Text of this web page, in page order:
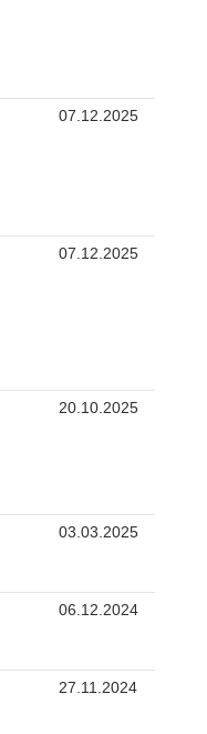
07.12.2025
07.12.2025
20.10.2025
03.03.2025
06.12.2024
27.11.2024